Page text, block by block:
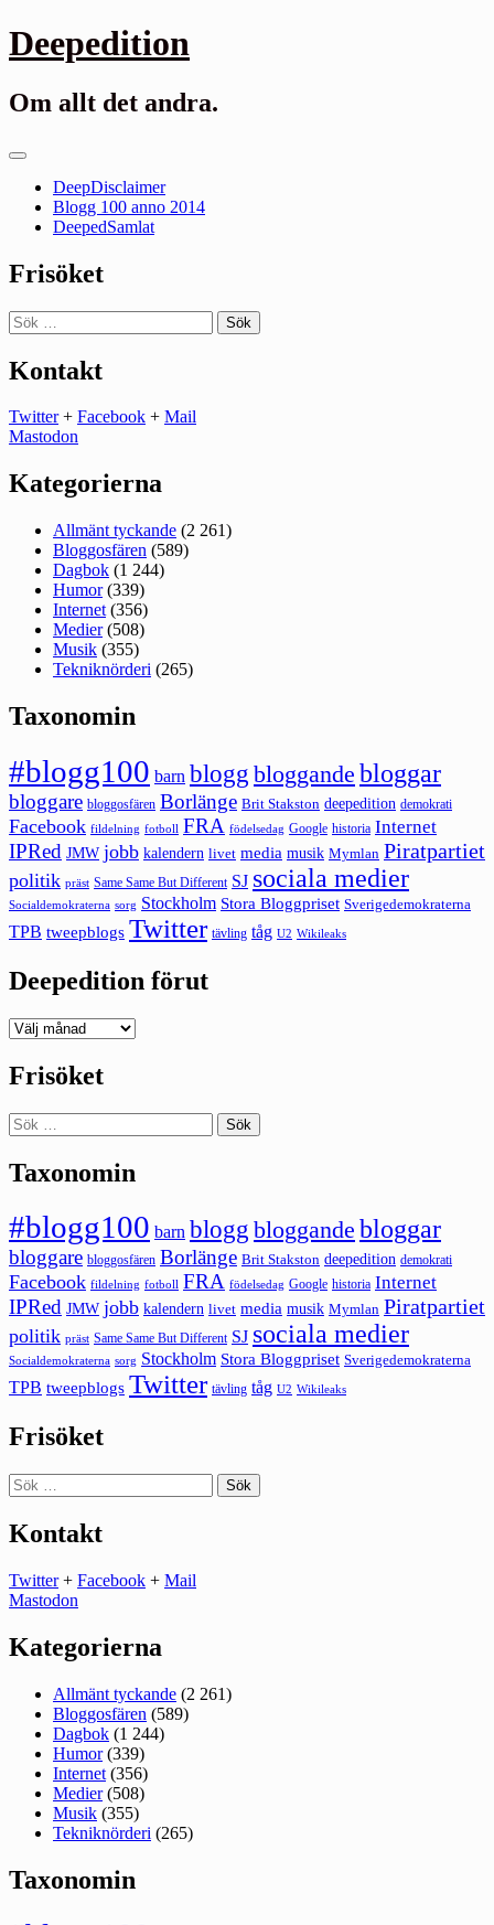
Gå
till
Deepedition
Om allt det andra.
Primär
DeepDisclaimer
Blogg 100 anno 2014
DeepedSamlat
Frisöket
Sök
efter:
Kontakt
Twitter+ Facebook + Mail
Mastodon
Kategorierna
Allmänt tyckande (2 261)
Bloggosfären (589)
Dagbok (1 244)
Humor(339)
Internet (356)
Medier(508)
Musik (355)
Tekniknörderi (265)
Taxonomin
#blogg100 barn blogg bloggande bloggar
bloggare bloggosfären Borlänge Brit Stakston deepedition demokrati
Facebook fildelning fotboll FRA födelsedag Google historia Internet
IPRed JMW jobb kalendern livet media musik Mymlan Piratpartiet
politik präst Same Same But Different SJ sociala medier
Socialdemokraterna sorg Stockholm Stora Bloggpriset Sverigedemokraterna
TPB tweepblogs Twitter tävling tåg U2 Wikileaks
Deepedition förut
Deepedition
Frisöket
Sök
efter:
Taxonomin
#blogg100 barn blogg bloggande bloggar
bloggare bloggosfären Borlänge Brit Stakston deepedition demokrati
Facebook fildelning fotboll FRA födelsedag Google historia Internet
IPRed JMW jobb kalendern livet media musik Mymlan Piratpartiet
politik präst Same Same But Different SJ sociala medier
Socialdemokraterna sorg Stockholm Stora Bloggpriset Sverigedemokraterna
TPB tweepblogs Twitter tävling tåg U2 Wikileaks
Frisöket
Sök
efter:
Kontakt
Twitter+ Facebook + Mail
Mastodon
Kategorierna
Allmänt tyckande (2 261)
Bloggosfären (589)
Dagbok (1 244)
Humor(339)
Internet (356)
Medier(508)
Musik (355)
Tekniknörderi (265)
Taxonomin